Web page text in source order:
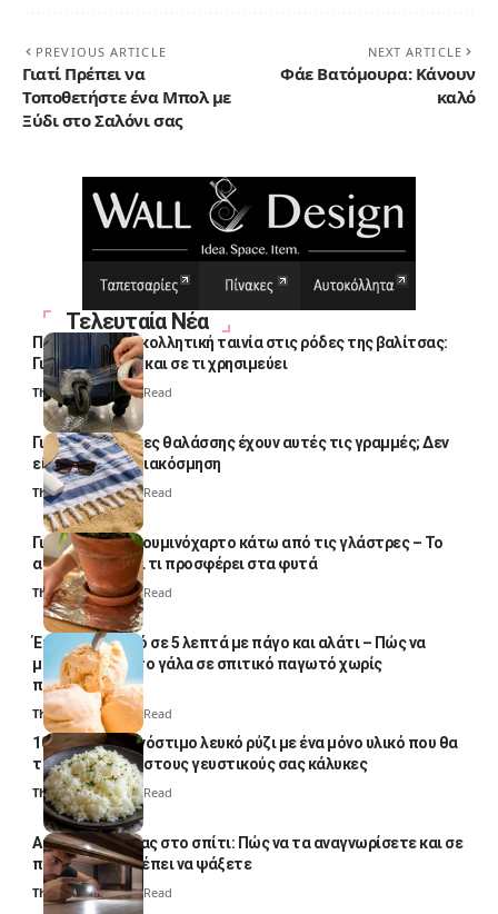
PREVIOUS ARTICLE
Γιατί Πρέπει να
Τοποθετήστε ένα Μπολ με
Ξύδι στο Σαλόνι σας
NEXT ARTICLE
Φάε Βατόμουρα: Κάνουν
καλό
Τελευταία Νέα
Πολλοί βάζουν κολλητική ταινία στις ρόδες της βαλίτσας:
Γιατί το κάνουν και σε τι χρησιμεύει
Thali Ombre 4 Min Read
Γιατί οι πετσέτες θαλάσσης έχουν αυτές τις γραμμές; Δεν
είναι μόνο για διακόσμηση
Thali Ombre5 Min Read
Γιατί βάζουν αλουμινόχαρτο κάτω από τις γλάστρες – Το
απλό κόλπο και τι προσφέρει στα φυτά
Thali Ombre4 Min Read
Έτοιμο παγωτό σε 5 λεπτά με πάγο και αλάτι – Πώς να
μετατρέψετε το γάλα σε σπιτικό παγωτό χωρίς
παγωτομηχανή
Thali Ombre 4 Min Read
10 φορές ποιο νόστιμο λευκό ρύζι με ένα μόνο υλικό που θα
το απογειώσει στους γευστικούς σας κάλυκες
Thali Ombre4 Min Read
Αυγά κατσαρίδας στο σπίτι: Πώς να τα αναγνωρίσετε και σε
ποια σημεία πρέπει να ψάξετε
Thali Ombre4 Min Read